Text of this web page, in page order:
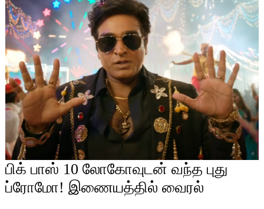
பிக் பாஸ் 10 லோகோவுடன் வந்த புது
ப்ரோமோ! இணையத்தில் வைரல்